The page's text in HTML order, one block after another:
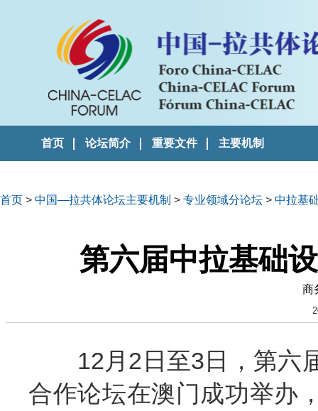
首页 论坛简介 重要文件 主要机制
首页 > 中国—拉共体论坛主要机制 > 专业领域分论坛 > 中拉基
第六届中拉基础
商
12月2日至3日，第六届
合作论坛在澳门成功举办